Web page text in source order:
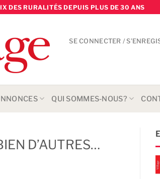
DES RURALITÉS DEPUIS PLUS DE 30 ANS
SE CONNECTER /
QUI SOMMES-NOUS?
D’AUTRES…